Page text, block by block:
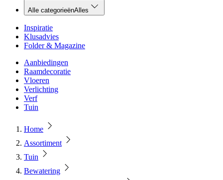
Alle categorieënAlles
Inspiratie
Klusadvies
Folder & Magazine
Aanbiedingen
Raamdecoratie
Vloeren
Verlichting
Verf
Tuin
Home
Assortiment
Tuin
Bewatering